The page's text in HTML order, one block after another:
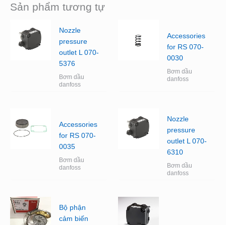
Sản phẩm tương tự
Nozzle
pressure
outlet L 070-
5376
Bơm dầu
danfoss
Accessories
for RS 070-
0030
Bơm dầu
danfoss
Accessories
for RS 070-
0035
Bơm dầu
danfoss
Nozzle
pressure
outlet L 070-
6310
Bơm dầu
danfoss
Bộ phận
cảm biến